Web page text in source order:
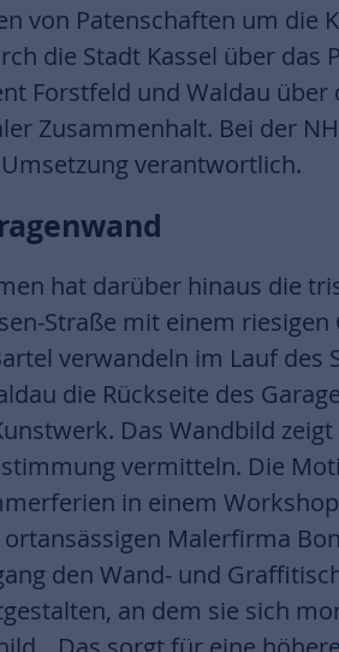
von Patenschaften um die
die Stadt Kassel über das
Forstfeld und Waldau
Zusammenhalt. Bei der
verantwortlich.
hat darüber hinaus die
Straße mit einem
verwandeln im Lauf des
die Rückseite des
Das Wandbild
vermitteln. Die
in einem
Malerfirma
den Wand- und
an dem sie sich